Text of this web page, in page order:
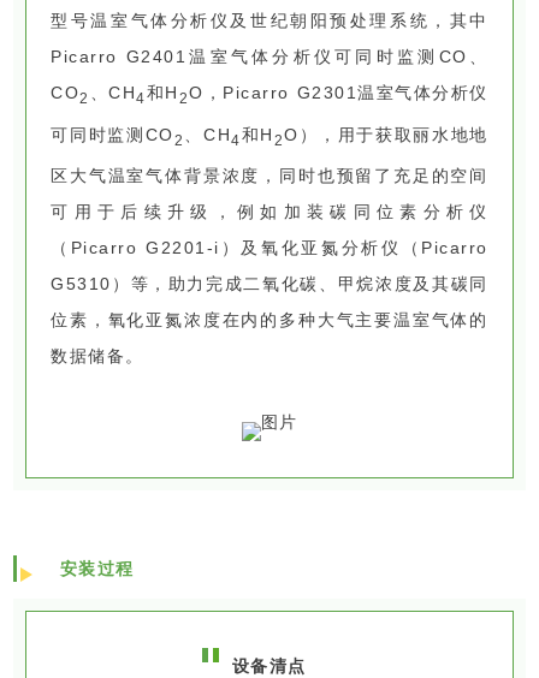
型号温室气体分析仪及世纪朝阳预处理系统，其中
Picarro G2401温室气体分析仪可同时监测CO、
CO2 、CH4和H 2O，Picarro G2301温室气体分析仪
可同时监测CO2 、CH4和H 2O），用于获取丽水地地
区大气温室气体背景浓度，同时也预留了充足的空间
可用于后续升级，例如加装碳同位素分析仪
（Picarro G2201-i）及氧化亚氮分析仪（Picarro
G5310）等，助力完成二氧化碳、甲烷浓度及其碳同
位素，氧化亚氮浓度在内的多种大气主要温室气体的
数据储备。
安装过程
设备清点